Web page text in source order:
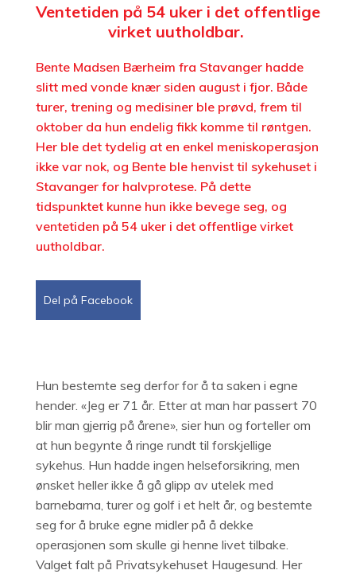
Ventetiden på 54 uker i det offentlige
virket uutholdbar.
Bente Madsen Bærheim fra Stavanger hadde
slitt med vonde knær siden august i fjor. Både
turer, trening og medisiner ble prøvd, frem til
oktober da hun endelig fikk komme til røntgen.
Her ble det tydelig at en enkel meniskoperasjon
ikke var nok, og Bente ble henvist til sykehuset i
Stavanger for halvprotese. På dette
tidspunktet kunne hun ikke bevege seg, og
ventetiden på 54 uker i det offentlige virket
uutholdbar.
Del på Facebook
Hun bestemte seg derfor for å ta saken i egne
hender. «Jeg er 71 år. Etter at man har passert 70
blir man gjerrig på årene», sier hun og forteller om
at hun begynte å ringe rundt til forskjellige
sykehus. Hun hadde ingen helseforsikring, men
ønsket heller ikke å gå glipp av utelek med
barnebarna, turer og golf i et helt år, og bestemte
seg for å bruke egne midler på å dekke
operasjonen som skulle gi henne livet tilbake.
Valget falt på Privatsykehuset Haugesund. Her